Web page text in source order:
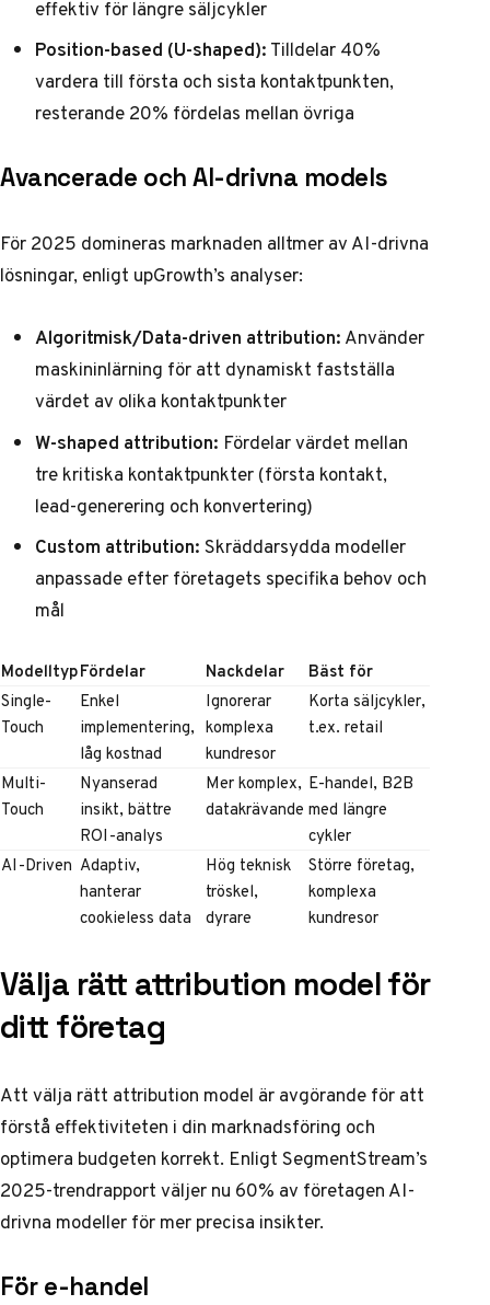
effektiv för längre säljcykler
Position-based (U-shaped):Tilldelar 40%
vardera till första och sista kontaktpunkten,
resterande 20% fördelas mellan övriga
Avancerade och AI-drivna models
För 2025 domineras marknaden alltmer av AI-drivna
lösningar, enligt upGrowth’s analyser:
Algoritmisk/Data-driven attribution:Använder
maskininlärning för att dynamiskt fastställa
värdet av olika kontaktpunkter
W-shaped attribution: Fördelar värdet mellan
tre kritiska kontaktpunkter (första kontakt,
lead-generering och konvertering)
Custom attribution:Skräddarsydda modeller
anpassade efter företagets specifika behov och
mål
ModelltypFördelar Nackdelar
Bäst för
Single-
Touch
Enkel
implementering,
låg kostnad
Ignorerar
komplexa
kundresor
Korta säljcykler,
t.ex. retail
Multi-
Touch
Nyanserad
insikt, bättre
ROI-analys
Mer komplex,
datakrävande
E-handel, B2B
med längre
cykler
AI-Driven Adaptiv,
hanterar
cookieless data
Hög teknisk
tröskel,
dyrare
Större företag,
komplexa
kundresor
Välja rätt attribution model för
ditt företag
Att välja rätt attribution model är avgörande för att
förstå effektiviteten i din marknadsföring och
optimera budgeten korrekt. EnligtSegmentStream’s
2025-trendrapportväljer nu 60% av företagen AI-
drivna modeller för mer precisa insikter.
För e-handel